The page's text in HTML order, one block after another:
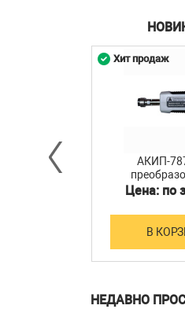
АКИП-
Цена: по
В
Хит продаж
НЕДАВНО